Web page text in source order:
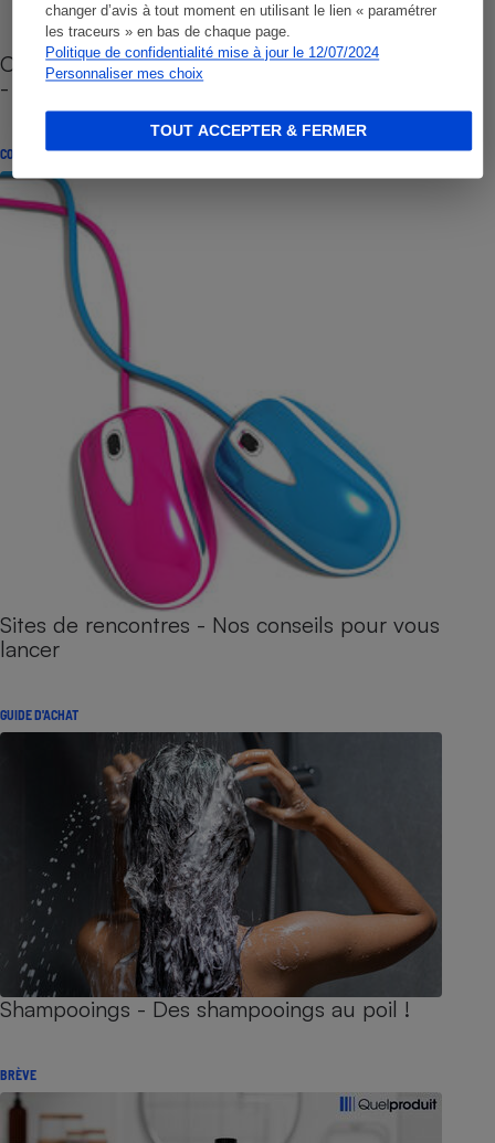
changer d’avis à tout moment en utilisant le lien « paramétrer
les traceurs » en bas de chaque page.
Politique de confidentialité mise à jour le 12/07/2024
Personnaliser mes choix
TOUT ACCEPTER & FERMER
Cafetière à capsules zéro déchet CoffeeB (vidéo)
- Premières impressions
CONSEILS
Sites de rencontres - Nos conseils pour vous
lancer
GUIDE D'ACHAT
Shampooings - Des shampooings au poil !
BRÈVE